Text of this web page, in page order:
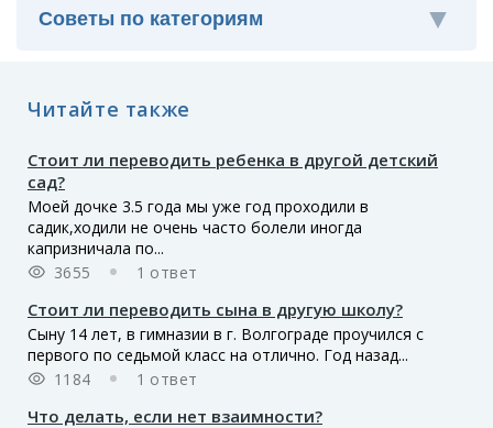
Читайте также
Стоит ли переводить ребенка в другой детский
сад?
Моей дочке 3.5 года мы уже год проходили в
садик,ходили не очень часто болели иногда
капризничала по...
3655
1 ответ
Стоит ли переводить сына в другую школу?
Сыну 14 лет, в гимназии в г. Волгограде проучился с
первого по седьмой класс на отлично. Год назад...
1184
1 ответ
Что делать, если нет взаимности?